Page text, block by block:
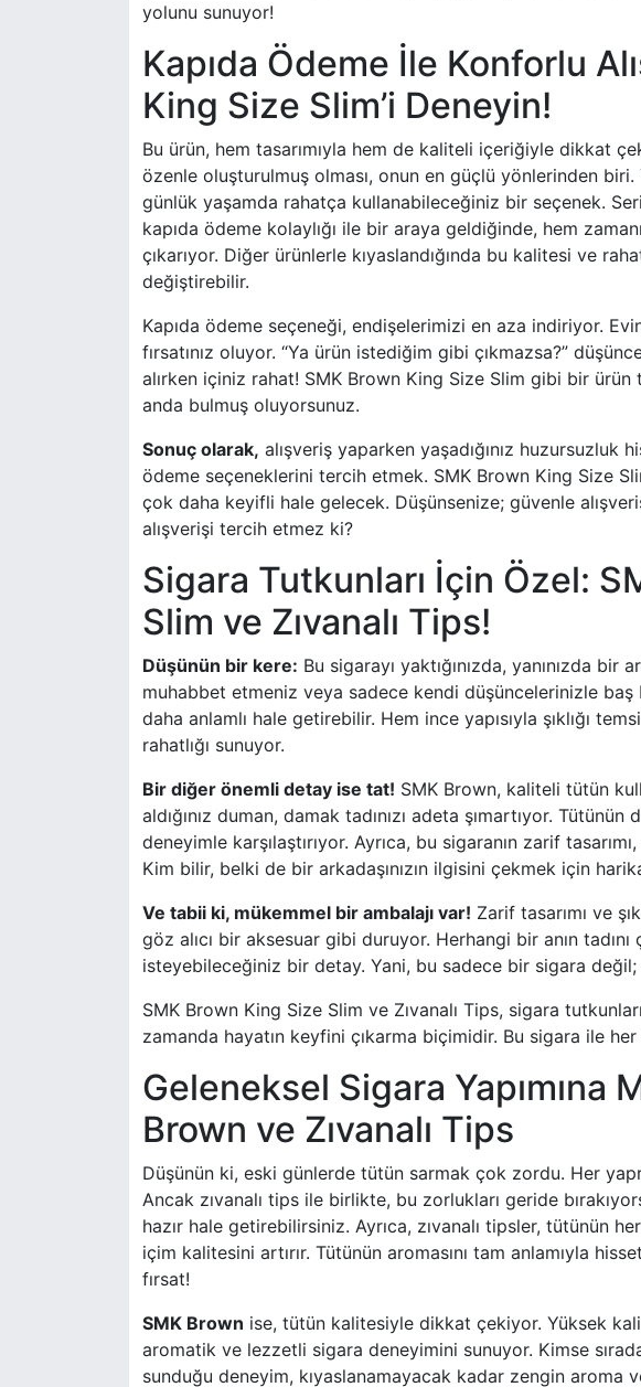
yolunu sunuyor!
Kapıda Ödeme İle Konforlu
King Size Slim’i Deneyin!
Bu ürün, hem tasarımıyla hem de kaliteli içeriğiyle dikkat
özenle oluşturulmuş olması, onun en güçlü yönlerinden
günlük yaşamda rahatça kullanabileceğiniz bir seçenek.
kapıda ödeme kolaylığı ile bir araya geldiğinde, hem
çıkarıyor. Diğer ürünlerle kıyaslandığında bu kalitesi ve
değiştirebilir.
Kapıda ödeme seçeneği, endişelerimizi en aza indiriyor.
fırsatınız oluyor. “Ya ürün istediğim gibi çıkmazsa?”
alırken içiniz rahat! SMK Brown King Size Slim gibi bir
anda bulmuş oluyorsunuz.
Sonuç olarak, alışveriş yaparken yaşadığınız huzursuzluk
ödeme seçeneklerini tercih etmek. SMK Brown King Size
çok daha keyifli hale gelecek. Düşünsenize; güvenle
alışverişi tercih etmez ki?
Sigara Tutkunları İçin Özel:
Slim ve Zıvanalı Tips!
Düşünün bir kere: Bu sigarayı yaktığınızda, yanınızda bir
muhabbet etmeniz veya sadece kendi düşüncelerinizle baş
daha anlamlı hale getirebilir. Hem ince yapısıyla şıklığı
rahatlığı sunuyor.
Bir diğer önemli detay ise tat! SMK Brown, kaliteli tütün
aldığınız duman, damak tadınızı adeta şımartıyor.
deneyimle karşılaştırıyor. Ayrıca, bu sigaranın zarif
Kim bilir, belki de bir arkadaşınızın ilgisini çekmek için
Ve tabii ki, mükemmel bir ambalajı var! Zarif tasarımı ve
göz alıcı bir aksesuar gibi duruyor. Herhangi bir anın
isteyebileceğiniz bir detay. Yani, bu sadece bir sigara
SMK Brown King Size Slim ve Zıvanalı Tips, sigara
zamanda hayatın keyfini çıkarma biçimidir. Bu sigara ile her
Geleneksel Sigara Yapımına
Brown ve Zıvanalı Tips
Düşünün ki, eski günlerde tütün sarmak çok zordu. Her
Ancak zıvanalı tips ile birlikte, bu zorlukları geride
hazır hale getirebilirsiniz. Ayrıca, zıvanalı tipsler, tütünün
içim kalitesini artırır. Tütünün aromasını tam anlamıyla
fırsat!
SMK Brown ise, tütün kalitesiyle dikkat çekiyor. Yüksek
aromatik ve lezzetli sigara deneyimini sunuyor. Kimse
sunduğu deneyim, kıyaslanamayacak kadar zengin aroma